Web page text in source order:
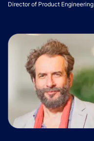
Director of Product Engineering